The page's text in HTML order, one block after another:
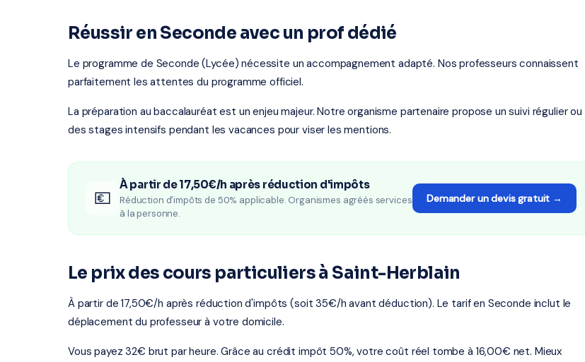
Réussir en Seconde avec un prof dédié
Le programme de Seconde (Lycée) nécessite un accompagnement adapté. Nos professeurs connaissent
parfaitement les attentes du programme officiel.
La préparation au baccalauréat est un enjeu majeur. Notre organisme partenaire propose un suivi régulier ou
des stages intensifs pendant les vacances pour viser les mentions.
💶
À partir de 17,50€/h après réduction d'impôts
Réduction d'impôts de 50% applicable. Organismes agréés services
à la personne.
Demander un devis gratuit →
Le prix des cours particuliers à Saint-Herblain
À partir de 17,50€/h après réduction d'impôts (soit 35€/h avant déduction). Le tarif en Seconde inclut le
déplacement du professeur à votre domicile.
Vous payez 32€ brut par heure. Grâce au crédit impôt 50%, votre coût réel tombe à 16,00€ net. Mieux